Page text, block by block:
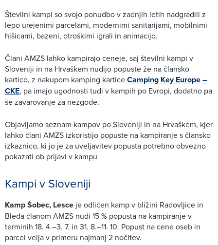
Številni kampi so svojo ponudbo v zadnjih letih nadgradili z
lepo urejenimi parcelami, modernimi sanitarijami, mobilnimi
hišicami, bazeni, otroškimi igrali in animacijo.
Člani AMZS lahko kampirajo ceneje, saj številni kampi v
Sloveniji in na Hrvaškem nudijo popuste že na člansko
kartico, z nakupom kamping karticeCamping Key Europe –
CKE, pa imajo ugodnosti tudi v kampih po Evropi, dodatno pa
še zavarovanje za nezgode.
Objavljamo seznam kampov po Sloveniji in na Hrvaškem, kjer
lahko člani AMZS izkoristijo popuste na kampiranje s člansko
izkaznico, ki jo je za uveljavitev popusta potrebno obvezno
pokazati ob prijavi v kampu
Kampi v Sloveniji
Kamp Šobec, Lesce je odličen kamp v bližini Radovljice in
Bleda članom AMZS nudi 15 % popusta na kampiranje v
terminih 18. 4.–3. 7. in 31. 8.–11. 10. Popust na cene oseb in
parcel velja v primeru najmanj 2 nočitev.